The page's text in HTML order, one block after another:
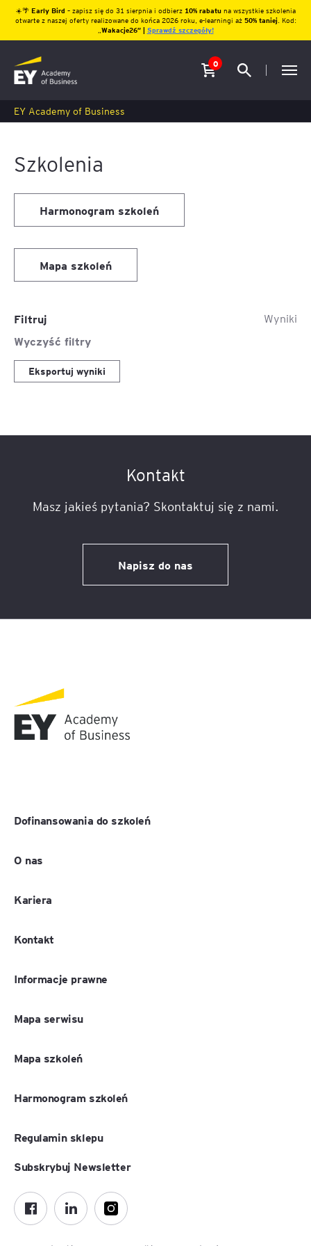
☀️🌴 Early Bird – zapisz się do 31 sierpnia i odbierz10% rabatu na wszystkie szkolenia
otwarte z naszej oferty realizowane do końca 2026 roku, e-learningi aż 50% taniej. Kod:
Wakacje26″ | Sprawdź szczegóły!
0
EY Academy of Business
Szkolenia
Harmonogram szkoleń
Mapa szkoleń
Filtruj
Wyczyść filtry
Wyniki
Eksportuj wyniki
Kontakt
Masz jakieś pytania? Skontaktuj się z nami.
Napisz do nas
Dofinansowania do szkoleń
O nas
Kariera
Kontakt
Informacje prawne
Mapa serwisu
Mapa szkoleń
Harmonogram szkoleń
Regulamin sklepu
Subskrybuj Newsletter